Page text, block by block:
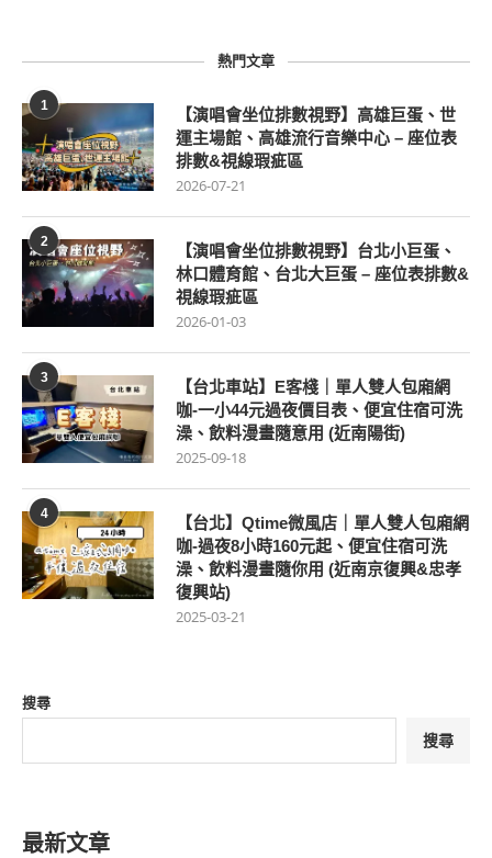
熱門文章
1
【演唱會坐位排數視野】高雄巨蛋、世
運主場館、高雄流行音樂中心 – 座位表
排數&視線瑕疵區
2026-07-21
2
【演唱會坐位排數視野】台北小巨蛋、
林口體育館、台北大巨蛋 – 座位表排數&
視線瑕疵區
2026-01-03
3
【台北車站】E客棧｜單人雙人包廂網
咖-一小44元過夜價目表、便宜住宿可洗
澡、飲料漫畫隨意用 (近南陽街)
2025-09-18
4
【台北】Qtime微風店｜單人雙人包廂網
咖-過夜8小時160元起、便宜住宿可洗
澡、飲料漫畫隨你用 (近南京復興&忠孝
復興站)
2025-03-21
搜尋
搜尋
最新文章